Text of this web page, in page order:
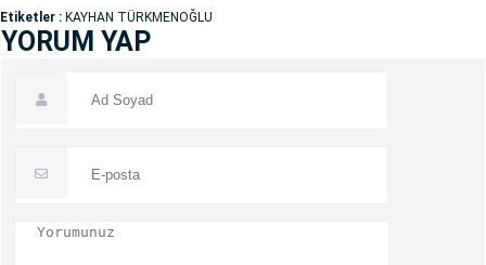
Etiketler : KAYHAN TÜRKMENOĞLU
YORUM YAP